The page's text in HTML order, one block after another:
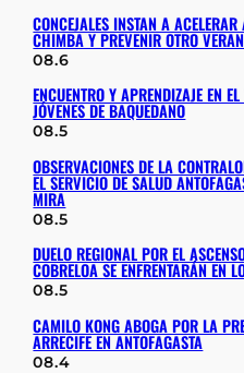
CONCEJALES INSTAN A
CHIMBA Y PREVENIR OTRO
08.6
ENCUENTRO Y APRENDIZAJE EN
JÓVENES DE BAQUEDANO
08.5
OBSERVACIONES DE LA
EL SERVICIO DE SALUD
MIRA
08.5
DUELO REGIONAL POR EL
COBRELOA SE ENFRENTARÁN EN
08.5
CAMILO KONG ABOGA POR LA
ARRECIFE EN ANTOFAGASTA
08.4